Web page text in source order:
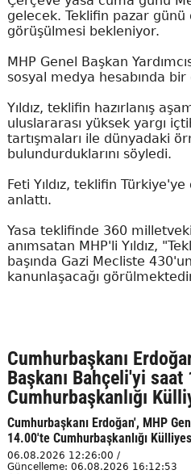
gelecek. Teklifin pazar günü
görüşülmesi bekleniyor.
MHP Genel Başkan
sosyal medya hesabında
Yıldız, teklifin hazırlanış
uluslararası yüksek yargı
tartışmaları ile dünyadaki
bulundurduklarını söyledi.
Feti Yıldız, teklifin
anlattı.
Yasa teklifinde 360
anımsatan MHP'li Yıldız,
başında Gazi Mecliste
kanunlaşacağı
Cumhurbaşkanı
Başkanı Bahçeli'yi saat
Cumhurbaşkanlığı
Cumhurbaşkanı Erdoğan', MHP
14.00'te Cumhurbaşkanlığı
06.08.2026 12:26:00 /
Güncelleme: 06.08.2026 16:12:53